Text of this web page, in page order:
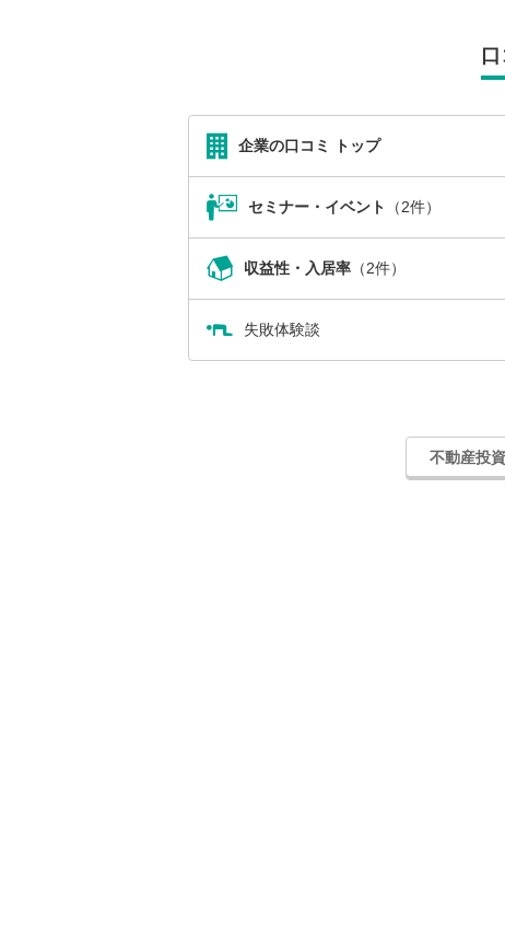
企業の口コミ トップ
セミナー・イベント （2件）
収益性・入居率 （2件）
失敗体験談
不動産投